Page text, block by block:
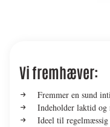
Vi fremhæver:
Fremmer en sund
Indeholder laktid og
Ideel til